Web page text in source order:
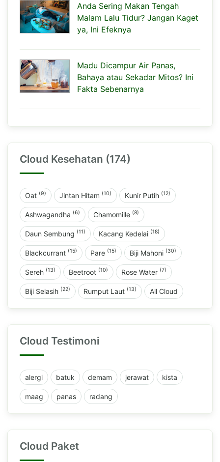
Anda Sering Makan Tengah
Malam Lalu Tidur? Jangan Kaget
ya, Ini Efeknya
Madu Dicampur Air Panas,
Bahaya atau Sekadar Mitos? Ini
Fakta Sebenarnya
Cloud Kesehatan (174)
Oat (9) Jintan Hitam (10) Kunir Putih (12)
Ashwagandha (6) Chamomille (8)
Daun Sembung (11) Kacang Kedelai (18)
Blackcurrant (15) Pare (15) Biji Mahoni (30)
Sereh (13) Beetroot (10) Rose Water (7)
Biji Selasih (22) Rumput Laut (13) All Cloud
Cloud Testimoni
alergi batuk demam jerawat kista
maag panas radang
Cloud Paket